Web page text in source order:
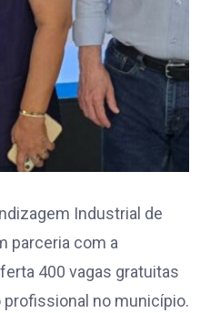
Industrial de
parceria com a
400 vagas gratuitas
no município.